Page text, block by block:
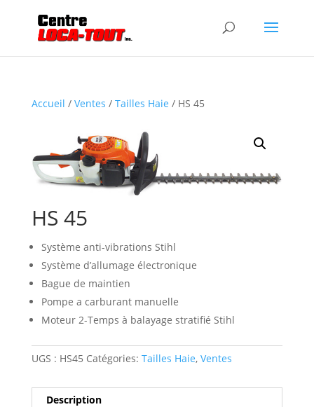
Accueil / Ventes / Tailles Haie / HS 45
HS 45
Système anti-vibrations Stihl
Système d’allumage électronique
Bague de maintien
Pompe a carburant manuelle
Moteur 2-Temps à balayage stratifié Stihl
UGS : HS45 Catégories: Tailles Haie, Ventes
Description